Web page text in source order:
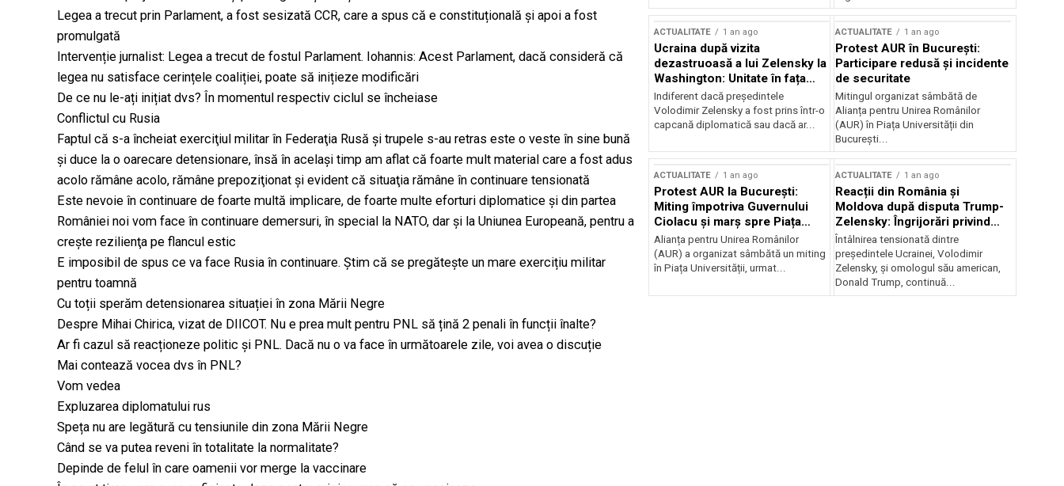
Legea a trecut prin Parlament, a fost sesizată CCR, care a spus că e constituțională și apoi a fost
promulgată
Intervenție jurnalist: Legea a trecut de fostul Parlament. Iohannis: Acest Parlament, dacă consideră că
legea nu satisface cerințele coaliției, poate să inițieze modificări
De ce nu le-ați inițiat dvs? În momentul respectiv ciclul se încheiase
Conflictul cu Rusia
Faptul că s-a încheiat exerciţiul militar în Federaţia Rusă şi trupele s-au retras este o veste în sine bună
şi duce la o oarecare detensionare, însă în acelaşi timp am aflat că foarte mult material care a fost adus
acolo rămâne acolo, rămâne prepoziţionat şi evident că situaţia rămâne în continuare tensionată
Este nevoie în continuare de foarte multă implicare, de foarte multe eforturi diplomatice şi din partea
României noi vom face în continuare demersuri, în special la NATO, dar şi la Uniunea Europeană, pentru a
creşte rezilienţa pe flancul estic
E imposibil de spus ce va face Rusia în continuare. Știm că se pregătește un mare exercițiu militar
pentru toamnă
Cu toții sperăm detensionarea situației în zona Mării Negre
Despre Mihai Chirica, vizat de DIICOT. Nu e prea mult pentru PNL să țină 2 penali în funcții înalte?
Ar fi cazul să reacționeze politic și PNL. Dacă nu o va face în următoarele zile, voi avea o discuție
Mai contează vocea dvs în PNL?
Vom vedea
Expluzarea diplomatului rus
Speța nu are legătură cu tensiunile din zona Mării Negre
Când se va putea reveni în totalitate la normalitate?
Depinde de felul în care oamenii vor merge la vaccinare
ACTUALITATE 1 an ago
Ucraina după vizita
dezastruoasă a lui Zelensky la
Washington: Unitate în fața
incertitudinii
Indiferent dacă președintele
Volodimir Zelensky a fost prins într-o
capcană diplomatică sau dacă ar...
ACTUALITATE 1 an ago
Protest AUR în București:
Participare redusă și incidente
de securitate
Mitingul organizat sâmbătă de
Alianța pentru Unirea Românilor
(AUR) în Piața Universității din
București...
ACTUALITATE 1 an ago
Protest AUR la București:
Miting împotriva Guvernului
Ciolacu și marș spre Piața
Victoriei
Alianța pentru Unirea Românilor
(AUR) a organizat sâmbătă un miting
în Piața Universității, urmat...
ACTUALITATE 1 an ago
Reacții din România și
Moldova după disputa Trump-
Zelensky: Îngrijorări privind
securitatea regională
Întâlnirea tensionată dintre
președintele Ucrainei, Volodimir
Zelensky, și omologul său american,
Donald Trump, continuă...